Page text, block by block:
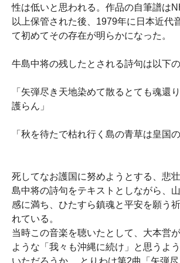
性は低いと思われる。作品の自筆譜は
以上保管された後、1979年に日本近代
て初めてその存在が明らかになった。
牛島中将の残したとされる詩句は以下の
「矢弾尽き天地染めて散るとても魂還
護らん」
「秋を待たで枯れ行く島の青草は皇国
死してなお護国に努めようとする、悲
島中将の詩句をテキストとしながら、
感に満ち、ひたすら鎮魂と平安を願う
れている。
当時この音楽を聴いたとして、大本営
ような「我々も沖縄に続け」と思うよ
いただろうか。 とりわけ第2曲「矢弾